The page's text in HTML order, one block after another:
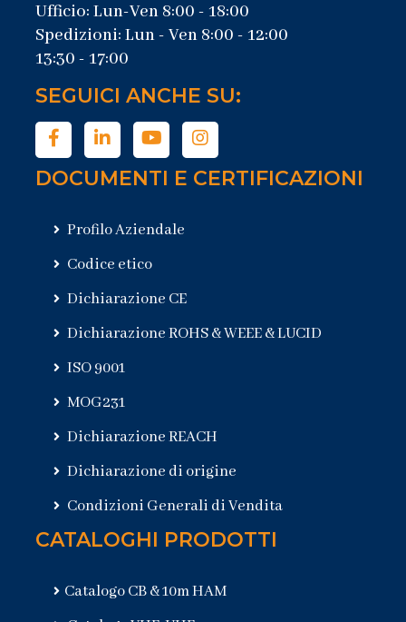
Ufficio: Lun-Ven 8:00 - 18:00
Spedizioni: Lun - Ven 8:00 - 12:00
13:30 - 17:00
SEGUICI ANCHE SU:
DOCUMENTI E CERTIFICAZIONI
Profilo Aziendale
Codice etico
Dichiarazione CE
Dichiarazione ROHS & WEEE & LUCID
ISO 9001
MOG231
Dichiarazione REACH
Dichiarazione di origine
Condizioni Generali di Vendita
CATALOGHI PRODOTTI
Catalogo CB & 10m HAM